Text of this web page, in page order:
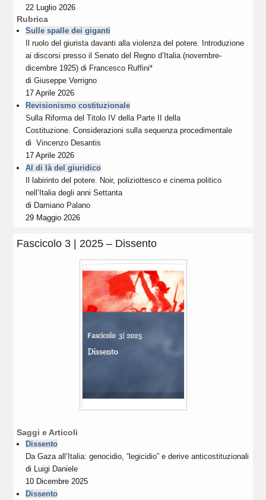
22 Luglio 2026
Rubrica
Sulle spalle dei giganti
Il ruolo del giurista davanti alla violenza del potere. Introduzione
ai discorsi presso il Senato del Regno d’Italia (novembre-
dicembre 1925) di Francesco Ruffini*
diGiuseppe Verrigno
17 Aprile 2026
Revisionismo costituzionale
Sulla Riforma del Titolo IV della Parte II della
Costituzione. Considerazioni sulla sequenza procedimentale
diVincenzo Desantis
17 Aprile 2026
Al di là del giuridico
Il labirinto del potere. Noir, poliziottesco e cinema politico
nell’Italia degli anni Settanta
di Damiano Palano
29 Maggio 2026
Fascicolo 3 | 2025 – Dissento
Saggi e Articoli
Dissento
Da Gaza all’Italia: genocidio, “legicidio” e derive anticostituzionali
di Luigi Daniele
10 Dicembre 2025
Dissento